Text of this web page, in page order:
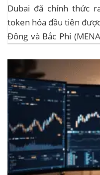
Dubai đã chính thức
token hóa đầu tiên
Đông và Bắc Phi
vào lĩnh vực bất động